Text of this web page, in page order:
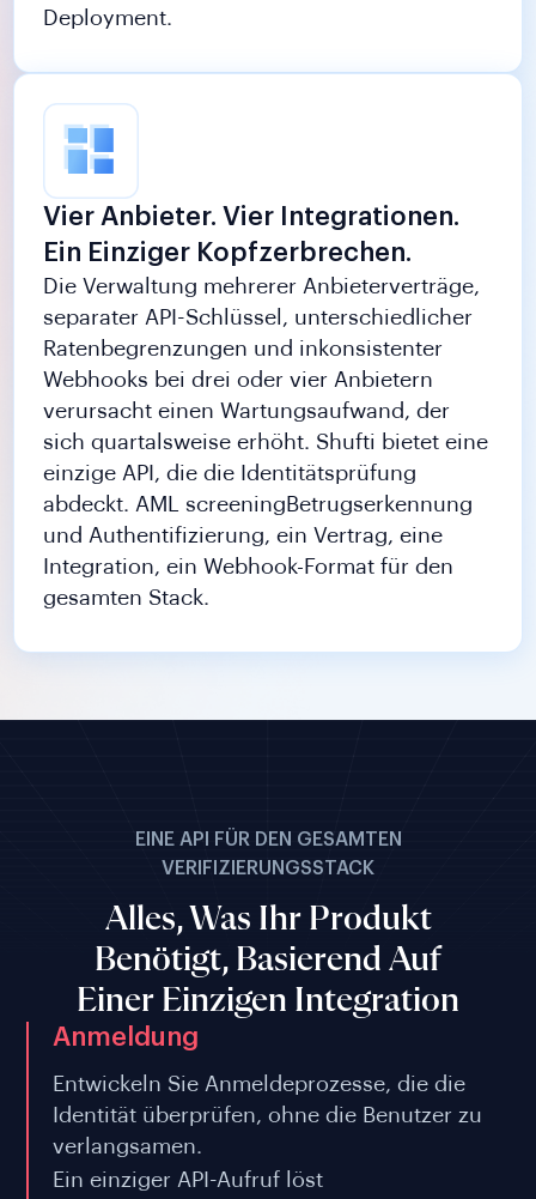
Deployment.
Vier Anbieter. Vier Integrationen.
Ein Einziger Kopfzerbrechen.
Die Verwaltung mehrerer Anbieterverträge,
separater API-Schlüssel, unterschiedlicher
Ratenbegrenzungen und inkonsistenter
Webhooks bei drei oder vier Anbietern
verursacht einen Wartungsaufwand, der
sich quartalsweise erhöht. Shufti bietet eine
einzige API, die die Identitätsprüfung
abdeckt. AML screeningBetrugserkennung
und Authentifizierung, ein Vertrag, eine
Integration, ein Webhook-Format für den
gesamten Stack.
EINE API FÜR DEN GESAMTEN
VERIFIZIERUNGSSTACK
Alles, Was Ihr Produkt
Benötigt, Basierend Auf
Einer Einzigen Integration
Anmeldung
Entwickeln Sie Anmeldeprozesse, die die
Identität überprüfen, ohne die Benutzer zu
verlangsamen.
Ein einziger API-Aufruf löst